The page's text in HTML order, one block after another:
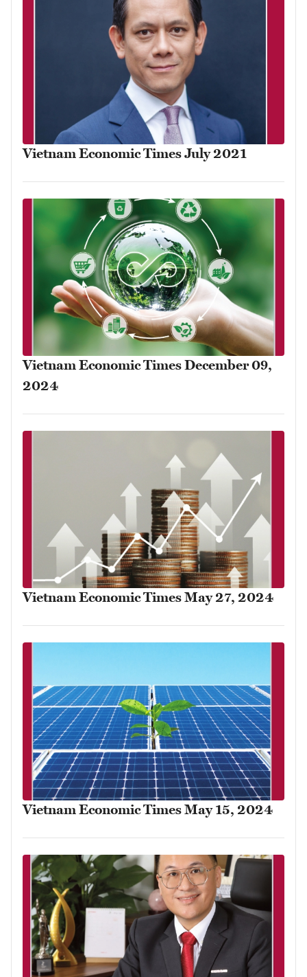
Vietnam Economic Times July 2021
Vietnam Economic Times December 09,
2024
Vietnam Economic Times May 27, 2024
Vietnam Economic Times May 15, 2024